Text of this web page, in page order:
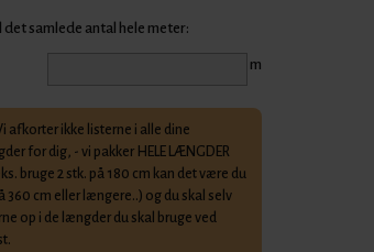
det samlede antal hele meter:
m
afkorter ikke listerne i alle dine
for dig, - vi pakker HELE LÆNGDER
bruge 2 stk. på 180 cm kan det være du
360 cm eller længere..) og du skal selv
op i de længder du skal bruge ved